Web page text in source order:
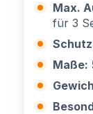
Max.
für 3
Maße: